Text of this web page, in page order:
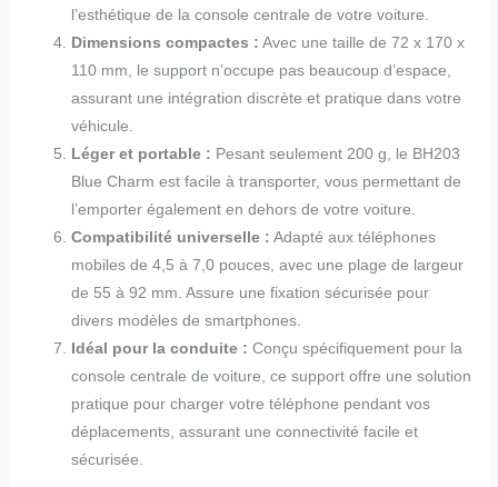
l’esthétique de la console centrale de votre voiture.
Dimensions compactes : Avec une taille de 72 x 170 x
110 mm, le support n’occupe pas beaucoup d’espace,
assurant une intégration discrète et pratique dans votre
véhicule.
Léger et portable : Pesant seulement 200 g, le BH203
Blue Charm est facile à transporter, vous permettant de
l’emporter également en dehors de votre voiture.
Compatibilité universelle : Adapté aux téléphones
mobiles de 4,5 à 7,0 pouces, avec une plage de largeur
de 55 à 92 mm. Assure une fixation sécurisée pour
divers modèles de smartphones.
Idéal pour la conduite : Conçu spécifiquement pour la
console centrale de voiture, ce support offre une solution
pratique pour charger votre téléphone pendant vos
déplacements, assurant une connectivité facile et
sécurisée.